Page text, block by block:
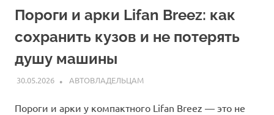
клуб
Lifan
—
характеристики
и
отзывы,
фото
Пороги и арки Lifan Breez: как
сохранить кузов и не потерять
душу машины
30.05.2026 INFO
АВТОВЛАДЕЛЬЦАМ
Пороги и арки у компактного Lifan Breez — это не